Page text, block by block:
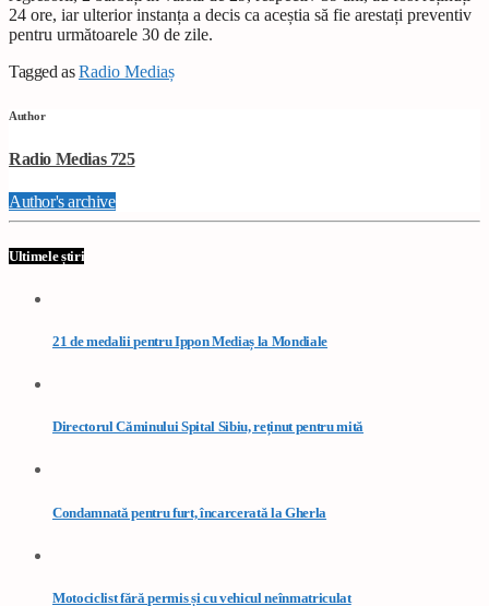
24 ore, iar ulterior instanța a decis ca aceștia să fie arestați preventiv
pentru următoarele 30 de zile.
Tagged asRadio Mediaș
Author
Radio Medias 725
Author's archive
Ultimele știri
21 de medalii pentru Ippon Mediaș la Mondiale
Directorul Căminului Spital Sibiu, reținut pentru mită
Condamnată pentru furt, încarcerată la Gherla
Motociclist fără permis și cu vehicul neînmatriculat